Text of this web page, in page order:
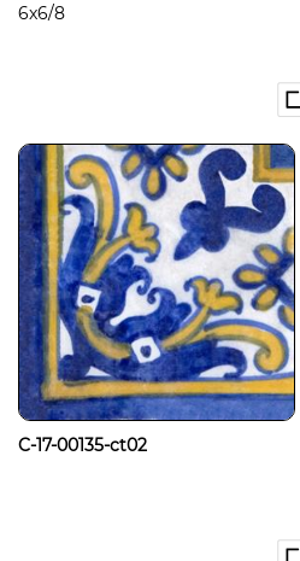
6x6/8
C-17-00135-ct02